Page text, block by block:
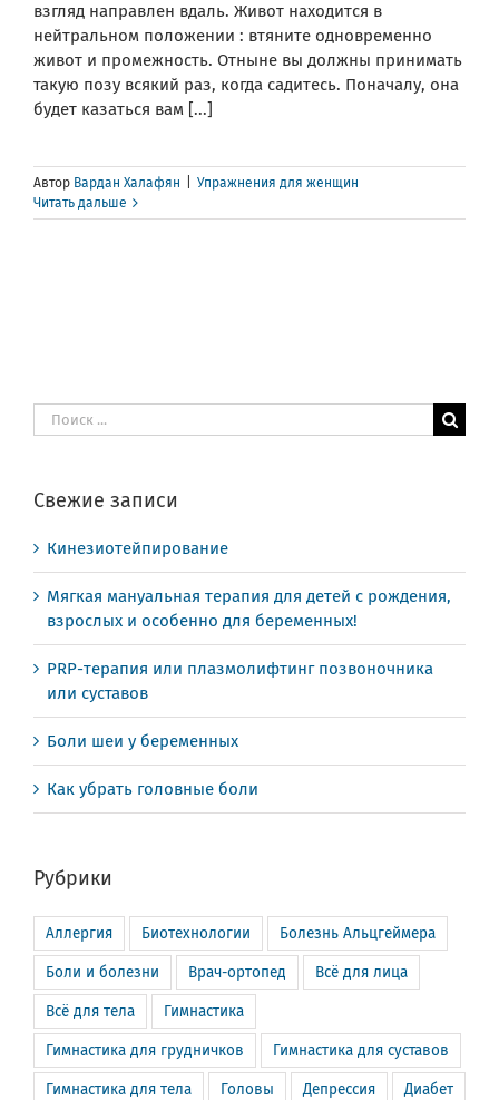
взгляд направлен вдаль. Живот находится в
нейтральном положении : втяните одновременно
живот и промежность. Отныне вы должны принимать
такую позу всякий раз, когда садитесь. Поначалу, она
будет казаться вам [...]
Автор Вардан Халафян
Упражнения для женщин
Читать дальше
Результат
поиска:
Свежие записи
Кинезиотейпирование
Мягкая мануальная терапия для детей с рождения,
взрослых и особенно для беременных!
PRP-терапия или плазмолифтинг позвоночника
или суставов
Боли шеи у беременных
Как убрать головные боли
Рубрики
Аллергия Биотехнологии Болезнь Альцгеймера
Боли и болезни Врач-ортопед Всё для лица
Всё для тела Гимнастика
Гимнастика для грудничков Гимнастика для суставов
Гимнастика для тела Головы Депрессия Диабет